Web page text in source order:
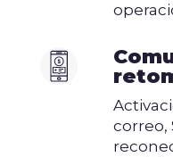
correo,